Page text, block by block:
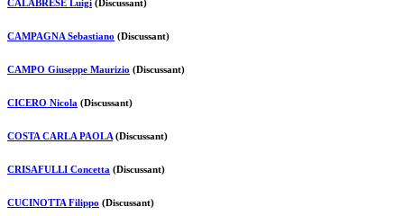
CALABRESE Luigi (Discussant)
CAMPAGNA Sebastiano (Discussant)
CAMPO Giuseppe Maurizio (Discussant)
CICERO Nicola (Discussant)
COSTA CARLA PAOLA (Discussant)
CRISAFULLI Concetta (Discussant)
CUCINOTTA Filippo (Discussant)